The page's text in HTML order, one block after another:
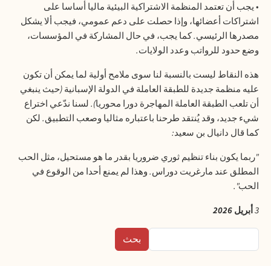
•يجب أن تعتمد المنظمة الاشتراكية البيئية ماليا أساسا على
اشتراكات أعضائها، وإذا حصلت على دعم عمومي، فيجب ألا يشكل
مصدرها الرئيسي.كما يجب، في حال المشاركة في المؤسسات،
وضع حدود للرواتب وعدد الولايات.
هذه النقاط ليست بالنسبة لنا سوى ملامح أولية لما يمكن أن تكون
عليه منظمة جديدة للطبقة العاملة في الدولة الإسبانية(حيث ينبغي
أن تلعب الطبقة العاملة المهاجرة دورا محوريا).لسنا ندّعي اختراع
شيء جديد، وقد يُنتقد طرحنا باعتباره مثاليا وصعب التطبيق.لكن
كما قال دانيال بن سعيد:
"ربما يكون بناء تنظيم ثوري ضروريا بقدر ما هو مستحيل، مثل الحب
المطلق عند مارغريت دوراس.وهذا لم يمنع أحدا من الوقوع في
الحب".
3أبريل2026